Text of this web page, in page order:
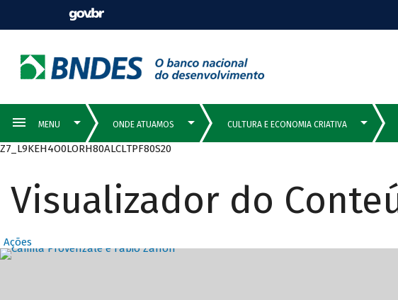
Z7_L9KEH4O0LORH80ALCLTPF80S20
Visualizador do
Ações
Destaques